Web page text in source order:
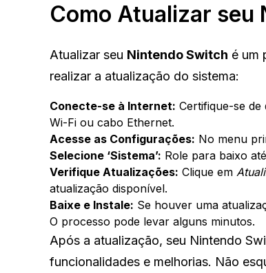
Como Atualizar seu
Atualizar seu Nintendo Switch é um
realizar a atualização do sistema:
Conecte-se à Internet: Certifique-se
Wi-Fi ou cabo Ethernet.
Acesse as Configurações: No menu
Selecione ‘Sistema’: Role para baixo
Verifique Atualizações: Clique em
atualização disponível.
Baixe e Instale: Se houver uma
O processo pode levar alguns minutos.
Após a atualização, seu Nintendo
funcionalidades e melhorias. Não